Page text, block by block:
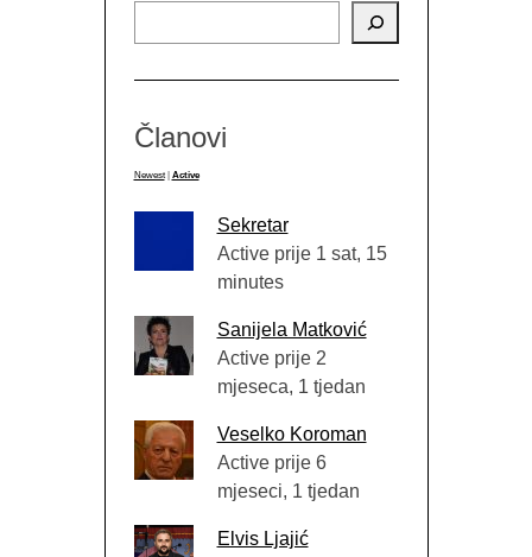
Članovi
Newest Active
Sekretar
Active prije 1 sat, 15
minutes
Sanijela Matković
Active prije 2
mjeseca, 1 tjedan
Veselko Koroman
Active prije 6
mjeseci, 1 tjedan
Elvis Ljajić